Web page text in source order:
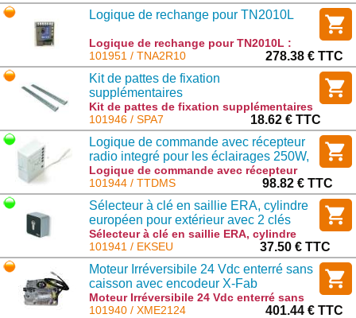
Logique de rechange pour TN2010L
Logique de rechange pour TN2010L :
TNA2R10
101951 / TNA2R10
278.38 € TTC
Kit de pattes de fixation
supplémentaires
Kit de pattes de fixation supplémentaires
: SPA7
101946 / SPA7
18.62 € TTC
Logique de commande avec récepteur
radio integré pour les éclairages 250W,
fonction marche/arrêt et variateur
Logique de commande avec récepteur
radio integré pour les éclairages 250W,
fonction marche/arrêt et variateur :
TTDMS
101944 / TTDMS
98.82 € TTC
Sélecteur à clé en saillie ERA, cylindre
européen pour extérieur avec 2 clés
Sélecteur à clé en saillie ERA, cylindre
européen pour extérieur avec 2 clés :
EKSEU
101941 / EKSEU
37.50 € TTC
Moteur Irréversibile 24 Vdc enterré sans
caisson avec encodeur X-Fab
Moteur Irréversibile 24 Vdc enterré sans
caisson avec encodeur X-Fab : XME2124
101940 / XME2124
401.44 € TTC